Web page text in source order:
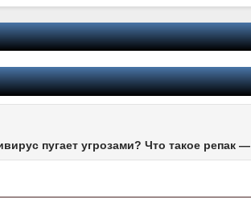
пугает угрозами? Что такое репак —